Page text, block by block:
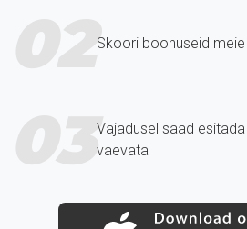
02Skoori boonuseid
03Vajadusel saad
vaevata